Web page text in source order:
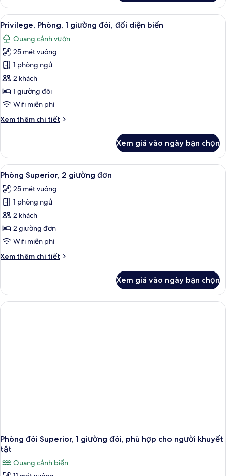
Phòng
Superior,
1
giường
đôi
(City
side)
Xem
tất
cả
ảnh
Privilege,
Phòng,
1
giường
đối
Privilege, Phòng, 1 giường đôi, đối
10
Privilege, Phòng, 1 giường đôi, đối diện biển
Quang cảnh vườn
25 mét vuông
1 phòng ngủ
2 khách
1 giường đôi
Wifi miễn phí
Xem thêm chi tiết
Chi
Privilege,
Phòng,
1
giường
đôi,
đối
diện
biển
Xem giá vào ngày bạn chọn
Xem
tất
cả
ảnh
Phòng
Superior,
2
đơn
Phòng Superior, 2 giường đơn | Bộ
6
Phòng Superior, 2 giường đơn
25 mét vuông
1 phòng ngủ
2 khách
2 giường đơn
Wifi miễn phí
Xem thêm chi tiết
Chi
Phòng
Superior,
2
Xem giá vào ngày bạn chọn
Phòng đôi Superior, 1 giường đôi, phù hợp cho người khuyết
tật
Quang cảnh biển